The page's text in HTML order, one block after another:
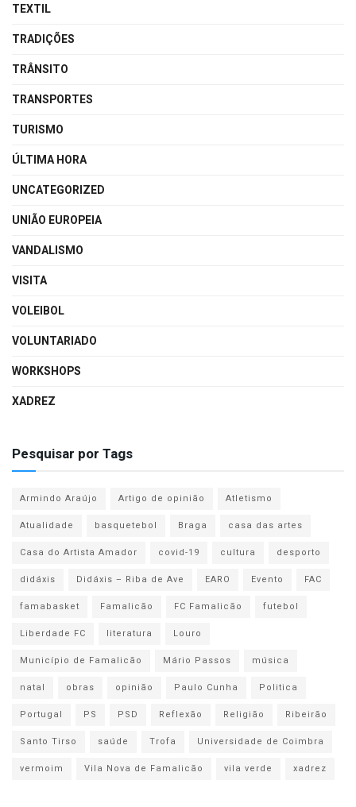
TEXTIL
TRADIÇÕES
TRÂNSITO
TRANSPORTES
TURISMO
ÚLTIMA HORA
UNCATEGORIZED
UNIÃO EUROPEIA
VANDALISMO
VISITA
VOLEIBOL
VOLUNTARIADO
WORKSHOPS
XADREZ
Pesquisar por Tags
Armindo Araújo Artigo de opinião
Atletismo
Atualidade
basquetebol Braga
casa das artes
Casa do Artista Amador
covid-19 cultura
desporto
didáxis
Didáxis – Riba de Ave EARO Evento
FAC
famabasket
Famalicão FC Famalicão
futebol
Liberdade FC
literatura
Louro
Município de Famalicão
Mário Passos
música
natal
obras opinião Paulo Cunha
Politica
Portugal
PS PSD Reflexão Religião
Ribeirão
Santo Tirso
saúde Trofa
Universidade de Coimbra
vermoim
Vila Nova de Famalicão vila verde xadrez